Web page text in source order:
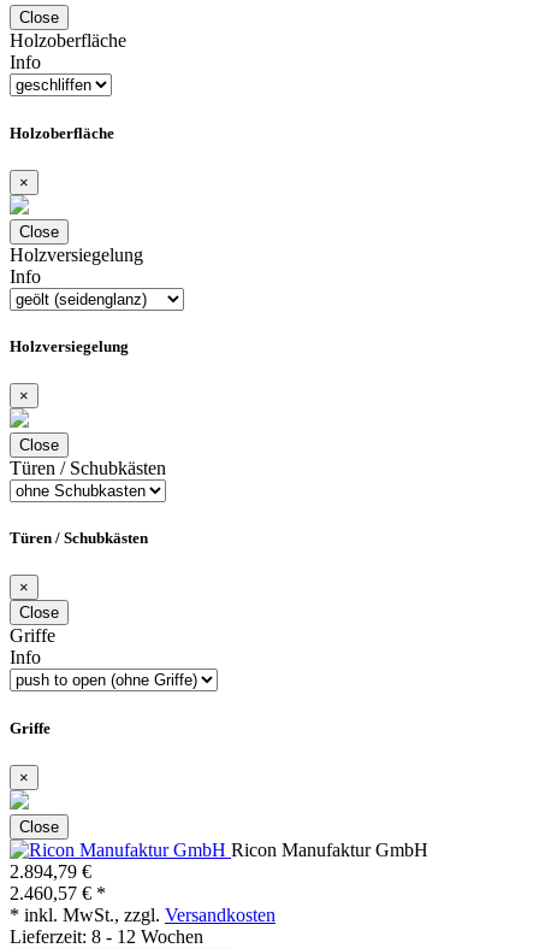
Close
Holzoberfläche
Info
Holzoberfläche
×
Close
Holzversiegelung
Info
Holzversiegelung
×
Close
Türen / Schubkästen
Türen / Schubkästen
×
Close
Griffe
Info
Griffe
×
Close
Ricon Manufaktur GmbH
2.894,79 €
2.460,57 € *
* inkl. MwSt., zzgl. Versandkosten
Lieferzeit: 8 - 12 Wochen